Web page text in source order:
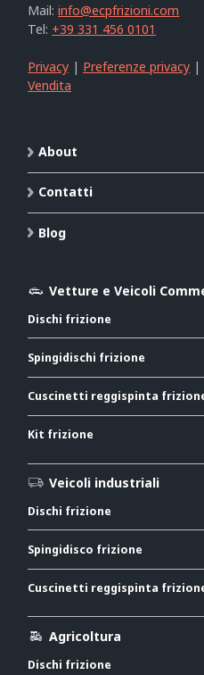
Mail:info@ecpfrizioni.com
Tel: +39 331 456 0101
Privacy | Preferenze privacy |
Vendita
About
Contatti
Blog
Vetture e Veicoli
Dischi frizione
Spingidischi frizione
Cuscinetti reggispinta
Kit frizione
Veicoli industriali
Dischi frizione
Spingidisco frizione
Cuscinetti reggispinta
Agricoltura
Dischi frizione